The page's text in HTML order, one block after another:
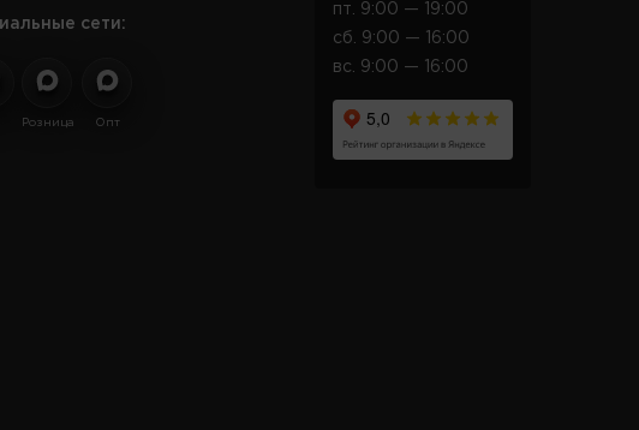
сети:
Розница Опт
пт. 9:00 — 19:00
сб. 9:00 — 16:00
вс. 9:00 — 16:00